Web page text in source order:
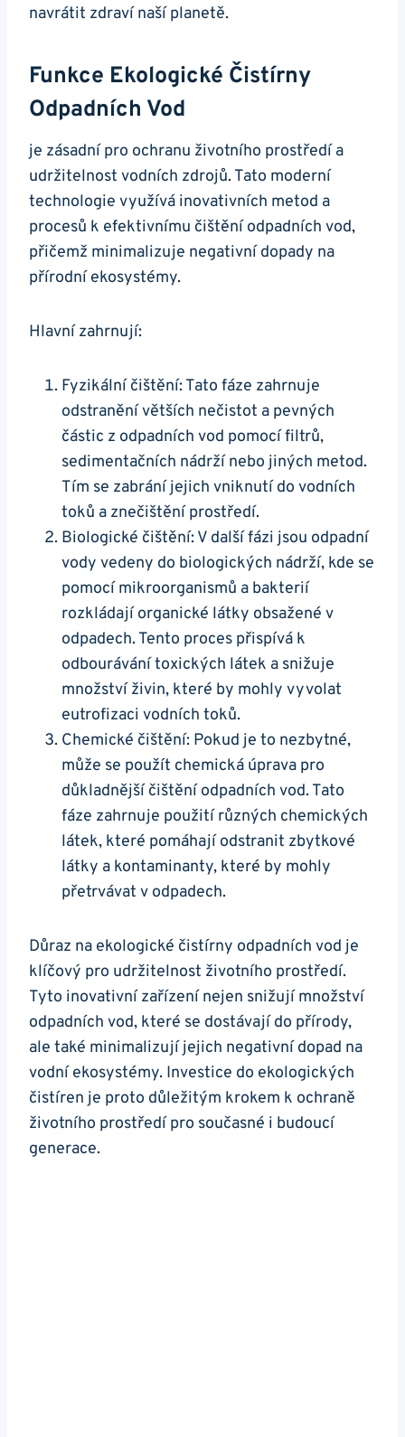
navrátit zdraví naší planetě.
Funkce Ekologické Čistírny
Odpadních Vod
je zásadní pro ochranu životního prostředí a
udržitelnost vodních zdrojů. Tato moderní
technologie využívá inovativních metod a
procesů k efektivnímu čištění odpadních vod,
přičemž minimalizuje negativní dopady na
přírodní ekosystémy.
Hlavní zahrnují:
Fyzikální čištění: Tato fáze zahrnuje
odstranění větších nečistot a pevných
částic z odpadních vod pomocí filtrů,
sedimentačních nádrží nebo jiných metod.
Tím se zabrání jejich vniknutí do vodních
toků a znečištění prostředí.
Biologické čištění: V další fázi jsou odpadní
vody vedeny do biologických nádrží, kde se
pomocí mikroorganismů a bakterií
rozkládají organické látky obsažené v
odpadech. Tento proces přispívá k
odbourávání toxických látek a snižuje
množství živin, které by mohly vyvolat
eutrofizaci vodních toků.
Chemické čištění: Pokud je to nezbytné,
může se použít chemická úprava pro
důkladnější čištění odpadních vod. Tato
fáze zahrnuje použití různých chemických
látek, které pomáhají odstranit zbytkové
látky a kontaminanty, které by mohly
přetrvávat v odpadech.
Důraz na ekologické čistírny odpadních vod je
klíčový pro udržitelnost životního prostředí.
Tyto inovativní zařízení nejen snižují množství
odpadních vod, které se dostávají do přírody,
ale také minimalizují jejich negativní dopad na
vodní ekosystémy. Investice do ekologických
čistíren je proto důležitým krokem k ochraně
životního prostředí pro současné i budoucí
generace.